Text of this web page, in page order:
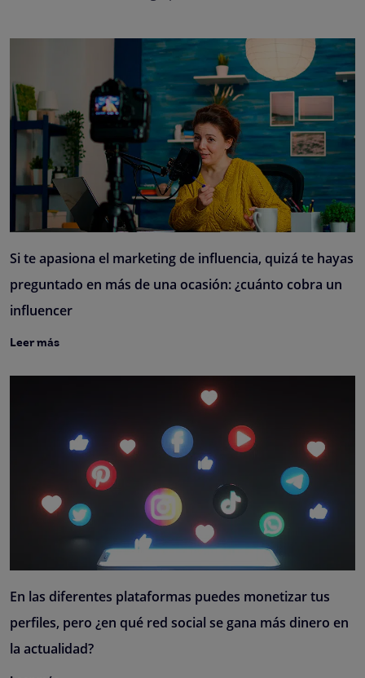
Si te apasiona el marketing de influencia, quizá te hayas
preguntado en más de una ocasión: ¿cuánto cobra un
influencer
Leer más
En las diferentes plataformas puedes monetizar tus
perfiles, pero ¿en qué red social se gana más dinero en
la actualidad?